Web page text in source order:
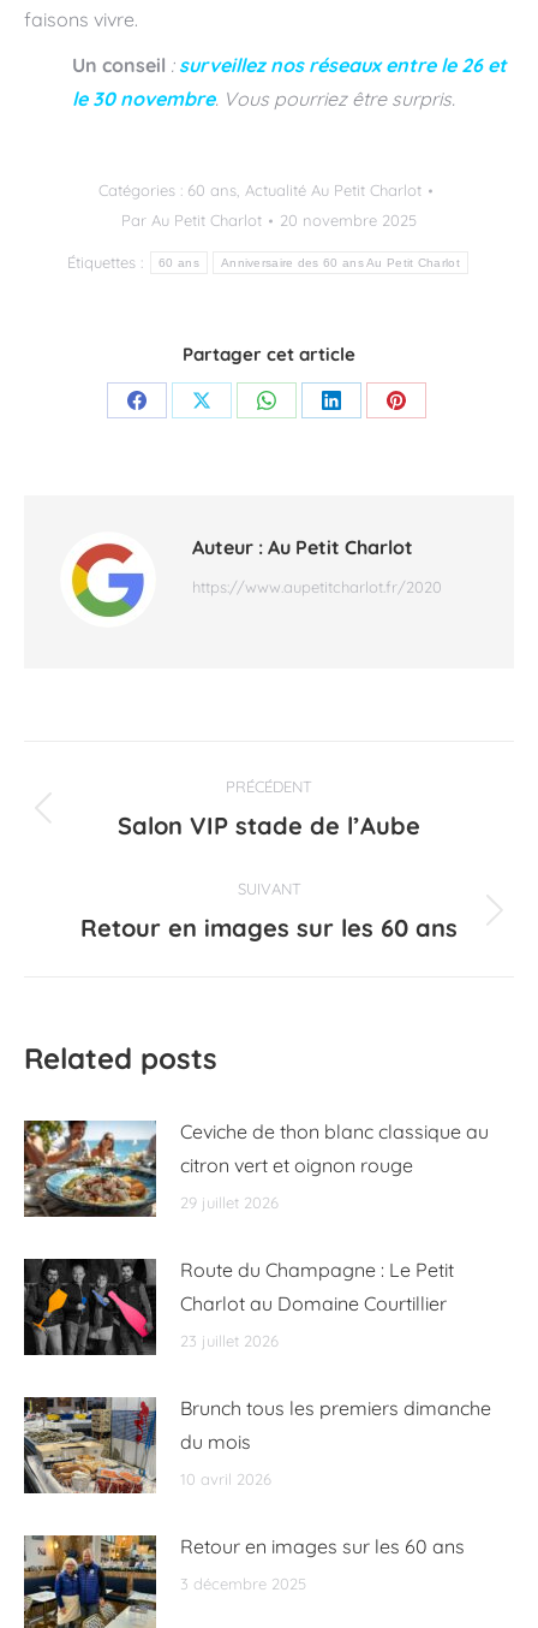
faisons vivre.
Un conseil : surveillez nos réseaux entre le 26 et
le 30 novembre. Vous pourriez être surpris.
Catégories : 60 ans, Actualité Au Petit Charlot
Par Au Petit Charlot 20 novembre 2025
Étiquettes : 60 ans Anniversaire des 60 ans Au Petit Charlot
Partager cet article
PartagerPartagerPartagerPartagerPartager
Auteur : Au Petit Charlot
https://www.aupetitcharlot.fr/2020
article
PRÉCÉDENT
Article
:
Salon VIP stade de l’Aube
SUIVANT
Article
Retour en images sur les 60 ans
Related posts
Ceviche de thon blanc classique au
citron vert et oignon rouge
29 juillet 2026
Route du Champagne : Le Petit
Charlot au Domaine Courtillier
23 juillet 2026
Brunch tous les premiers dimanche
du mois
10 avril 2026
Retour en images sur les 60 ans
3 décembre 2025